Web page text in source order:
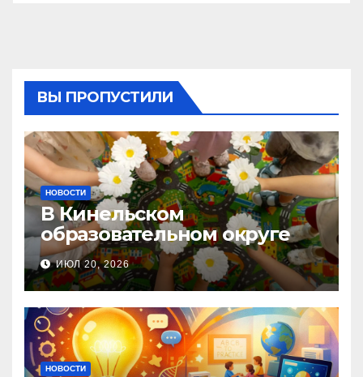
ВЫ ПРОПУСТИЛИ
НОВОСТИ
В Кинельском
образовательном округе
прошла Неделя правовой
помощи, посвящённая Дню
семьи, любви и верности
ИЮЛ 20, 2026
НОВОСТИ